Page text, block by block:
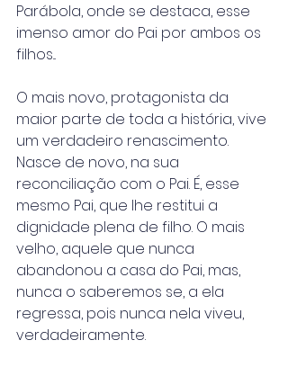
Parábola, onde se destaca, esse
imenso amor do Pai por ambos os
filhos...
O mais novo, protagonista da
maior parte de toda a história, vive
um verdadeiro renascimento.
Nasce de novo, na sua
reconciliação com o Pai. É, esse
mesmo Pai, que lhe restitui a
dignidade plena de filho. O mais
velho, aquele que nunca
abandonou a casa do Pai, mas,
nunca o saberemos se, a ela
regressa, pois nunca nela viveu,
verdadeiramente.